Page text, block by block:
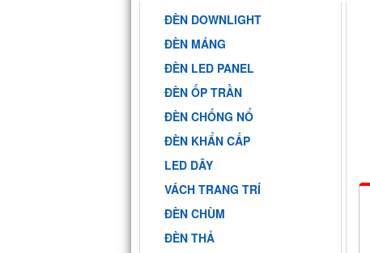
ĐÈN DOWNLIGHT
ĐÈN MÁNG
ĐÈN LED PANEL
ĐÈN ỐP TRẦN
ĐÈN CHỐNG NỔ
ĐÈN KHẨN CẤP
LED DÂY
VÁCH TRANG TRÍ
ĐÈN CHÙM
ĐÈN THẢ